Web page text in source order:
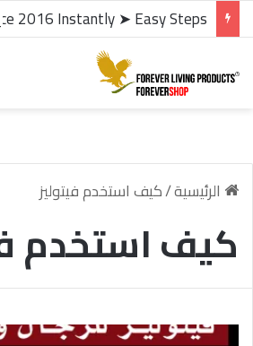
الرئيسية/كيف استخدم فيتوليز
كيف استخدم